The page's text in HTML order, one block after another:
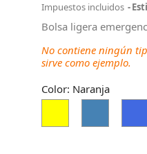
Impuestos incluidos
Bolsa ligera
No contiene ningún
sirve como ejemplo.
Color: Naranja